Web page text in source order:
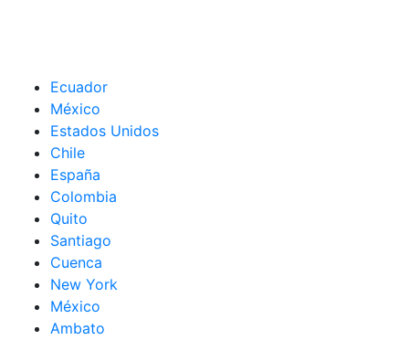
Ecuador
México
Estados Unidos
Chile
España
Colombia
Quito
Santiago
Cuenca
New York
México
Ambato